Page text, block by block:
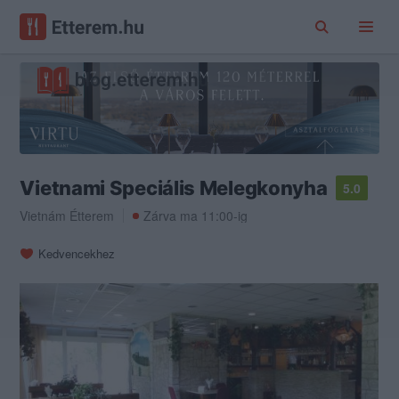
Vietnami Speciális Melegkonyha
5.0
Vietnám Étterem
Zárva ma 11:00-ig
Kedvencekhez